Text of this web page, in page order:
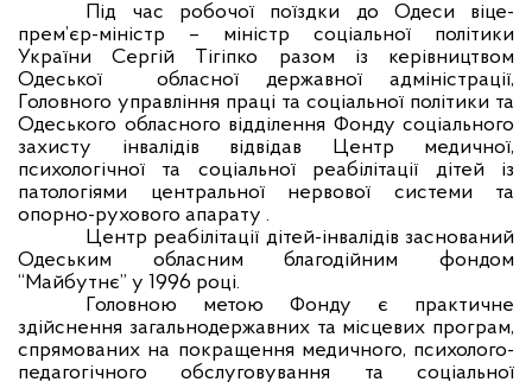
Під час робочої поїздки до Одеси віце-
прем’єр-міністр – міністр соціальної політики
України Сергій Тігіпко разом із керівництвом
Одеської
обласної державної адміністрації,
Головного управління праці та соціальної політики та
Одеського обласного відділення Фонду соціального
захисту інвалідів відвідав Центр медичної,
психологічної та соціальної реабілітації дітей із
патологіями центральної нервової системи та
опорно-рухового апарату .
Центр реабілітації дітей-інвалідів заснований
Одеським обласним благодійним фондом
“Майбутнє” у 1996 році.
Головною метою Фонду є практичне
здійснення загальнодержавних та місцевих програм,
спрямованих на покращення медичного, психолого-
педагогічного обслуговування та соціальної